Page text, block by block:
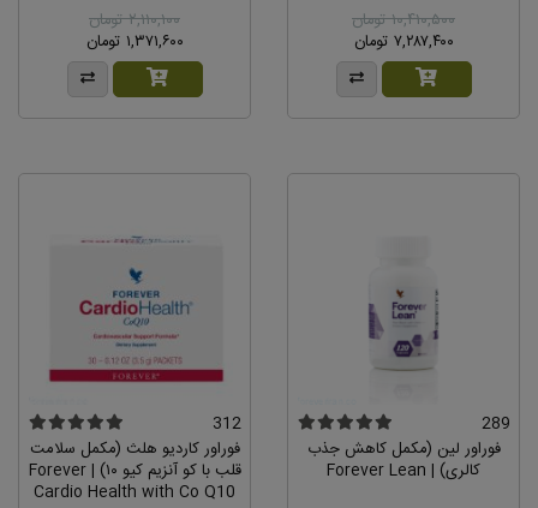
۱۰,۴۱۰,۵۰۰ تومان
۷,۲۸۷,۴۰۰ تومان
۲,۱۱۰,۱۰۰ تومان
۱,۳۷۱,۶۰۰ تومان
289
فوراور لین (مکمل کاهش جذب
کالری) | Forever Lean
312
فوراور کاردیو هلث (مکمل سلامت
قلب با کو آنزیم کیو ۱۰) | Forever
Cardio Health with Co Q10